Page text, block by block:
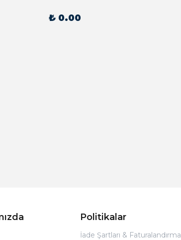
₺ 0.00
Politikalar
İade Şartları & Faturalandırma